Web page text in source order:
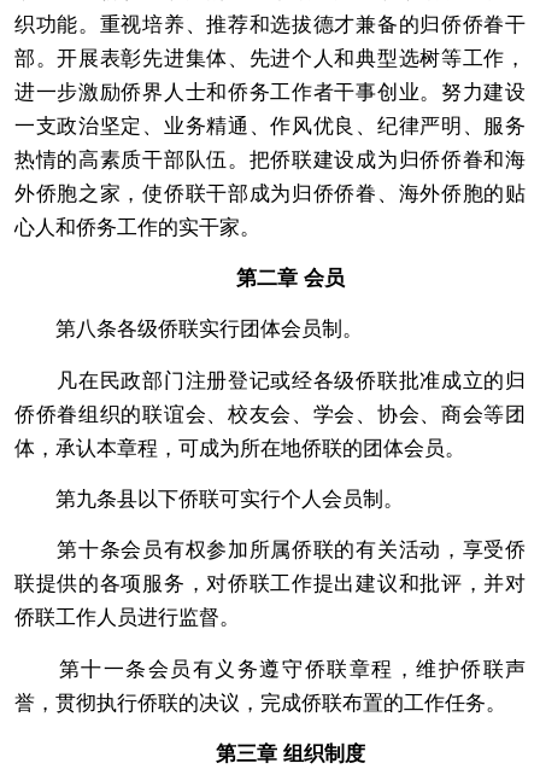
织功能。重视培养、推荐和选拔德才兼备的归侨侨眷干
部。开展表彰先进集体、先进个人和典型选树等工作，
进一步激励侨界人士和侨务工作者干事创业。努力建设
一支政治坚定、业务精通、作风优良、纪律严明、服务
热情的高素质干部队伍。把侨联建设成为归侨侨眷和海
外侨胞之家，使侨联干部成为归侨侨眷、海外侨胞的贴
心人和侨务工作的实干家。
第二章 会员
第八条各级侨联实行团体会员制。
凡在民政部门注册登记或经各级侨联批准成立的归
侨侨眷组织的联谊会、校友会、学会、协会、商会等团
体，承认本章程，可成为所在地侨联的团体会员。
第九条县以下侨联可实行个人会员制。
第十条会员有权参加所属侨联的有关活动，享受侨
联提供的各项服务，对侨联工作提出建议和批评，并对
侨联工作人员进行监督。
第十一条会员有义务遵守侨联章程，维护侨联声
誉，贯彻执行侨联的决议，完成侨联布置的工作任务。
第三章 组织制度